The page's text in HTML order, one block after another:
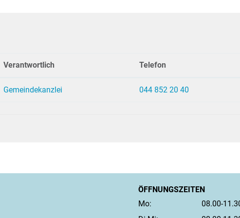
Verantwortlich Telefon
Gemeindekanzlei 044 852 20 40
ÖFFNUNGSZEITEN
Mo:
08.00-